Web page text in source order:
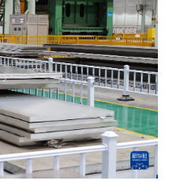
健康 军事
图片 政务
金融 汽车
信息化 数字经济
银龄 溯源中国